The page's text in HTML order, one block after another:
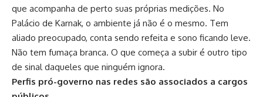
que acompanha de perto suas próprias medições. No
Palácio de Karnak, o ambiente já não é o mesmo. Tem
aliado preocupado, conta sendo refeita e sono ficando leve.
Não tem fumaça branca. O que começa a subir é outro tipo
de sinal daqueles que ninguém ignora.
Perfis pró-governo nas redes são associados a cargos